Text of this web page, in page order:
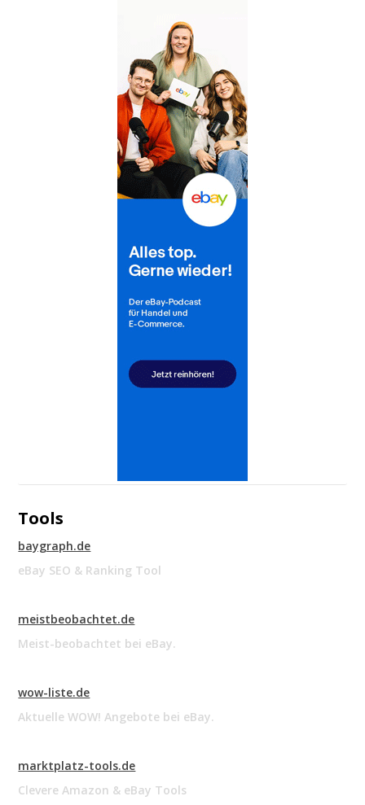
Tools
baygraph.de
eBay SEO & Ranking Tool
meistbeobachtet.de
Meist-beobachtet bei eBay.
wow-liste.de
Aktuelle WOW! Angebote bei eBay.
marktplatz-tools.de
Clevere Amazon & eBay Tools